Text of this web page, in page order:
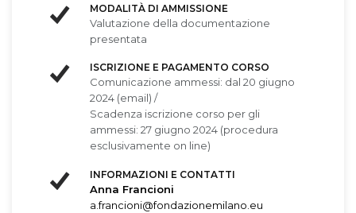
MODALITÀ DI AMMISSIONE
Valutazione della documentazione
presentata
ISCRIZIONE E PAGAMENTO CORSO
Comunicazione ammessi: dal 20 giugno
2024 (email) /
Scadenza iscrizione corso per gli
ammessi: 27 giugno 2024 (procedura
esclusivamente on line)
INFORMAZIONI E CONTATTI
Anna Francioni
a.francioni@fondazionemilano.eu